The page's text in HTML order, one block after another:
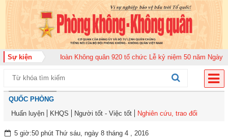
Sự kiệnTrung đoàn Không quân 920 tổ chức Lễ kỷ niệm 50 năm Ngày
QUỐC PHÒNG
Huấn luyện
KHQS Người tốt - Việc tốt Nghiên cứu, trao đổi
5 giờ:50 phút Thứ sáu, ngày 8 tháng 4 , 2016